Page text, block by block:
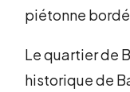
piétonne
Le quartier de
historique de